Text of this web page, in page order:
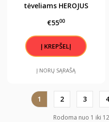
tėveliams HEROJUS
€5500
Į NORŲ SĄRAŠĄ
1 2 3 4
Rodoma nuo 1 iki